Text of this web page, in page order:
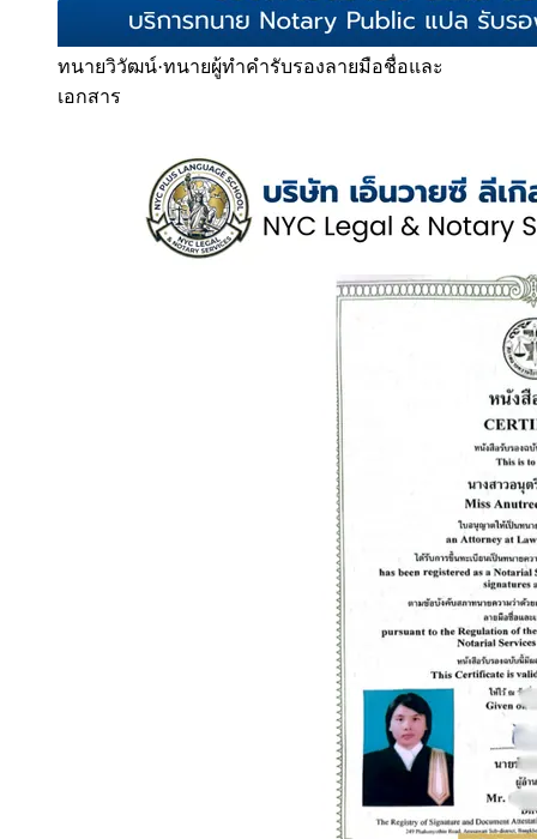
ทนายวิวัฒน์·ทนายผู้ทำคำรับรองลายมือชื่อและ
เอกสาร